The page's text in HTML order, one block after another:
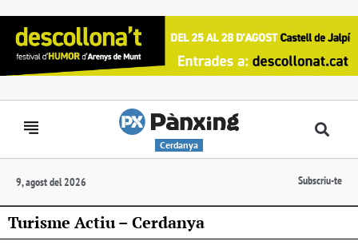
Cerdanya
9, agost del 2026 Subscriu-te
Turisme Actiu – Cerdanya